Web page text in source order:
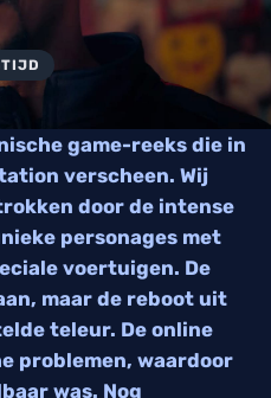
game-reeks die in
verscheen. Wij
door de intense
personages met
voertuigen. De
maar de reboot uit
teleur. De online
problemen, waardoor
was. Nog